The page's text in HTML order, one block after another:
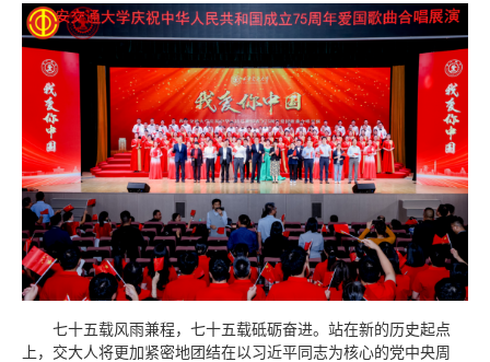
七十五载风雨兼程，七十五载砥砺奋进。站在新的历史起点
上，交大人将更加紧密地团结在以习近平同志为核心的党中央周